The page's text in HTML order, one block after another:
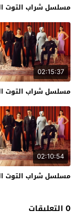
مسلسل شراب التوت
02:15:37
مسلسل شراب التوت
02:10:54
مسلسل شراب التوت
0 التعليقات